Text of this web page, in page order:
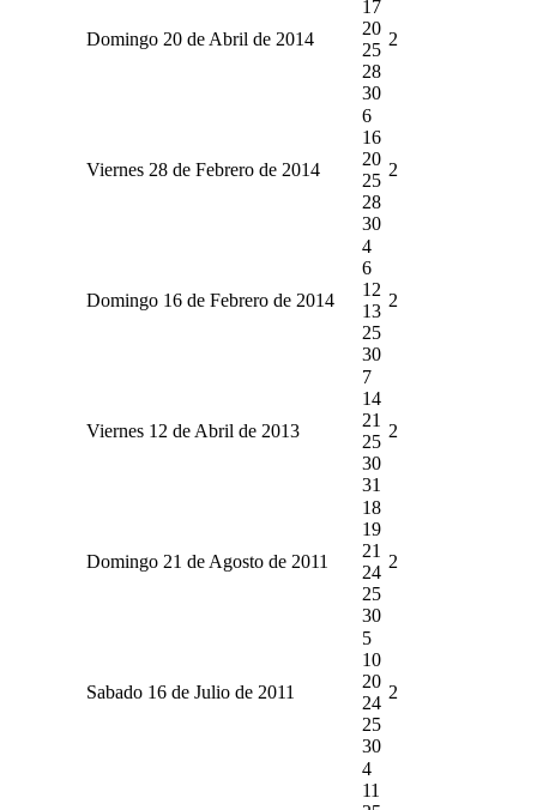
Domingo 20 de Abril de 2014
17
20
25
28
30
2
Viernes 28 de Febrero de 2014
6
16
20
25
28
30
2
Domingo 16 de Febrero de 2014
4
6
12
13
25
30
2
Viernes 12 de Abril de 2013
7
14
21
25
30
31
2
Domingo 21 de Agosto de 2011
18
19
21
24
25
30
2
Sabado 16 de Julio de 2011
5
10
20
24
25
30
2
4
11